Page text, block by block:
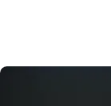
1955-